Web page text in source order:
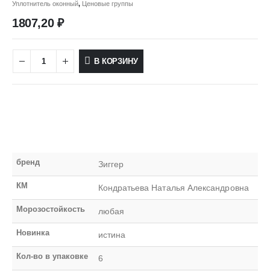
Уплотнитель оконный, Ценовые группы
1807,20 ₽
В КОРЗИНУ
бренд Зиггер
КМ Кондратьева Наталья Александровна
Морозостойкость любая
Новинка истина
Кол-во в упаковке 6